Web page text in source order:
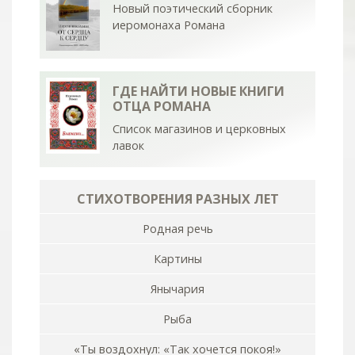
Новый поэтический сборник
иеромонаха Романа
ГДЕ НАЙТИ НОВЫЕ КНИГИ
ОТЦА РОМАНА
Список магазинов и церковных
лавок
СТИХОТВОРЕНИЯ РАЗНЫХ ЛЕТ
Родная речь
Картины
Янычария
Рыба
«Ты воздохнул: «Так хочется покоя!»